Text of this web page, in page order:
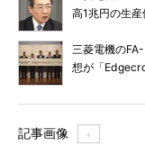
高1兆円の生
三菱電機の
想が「
記事画像 ＋